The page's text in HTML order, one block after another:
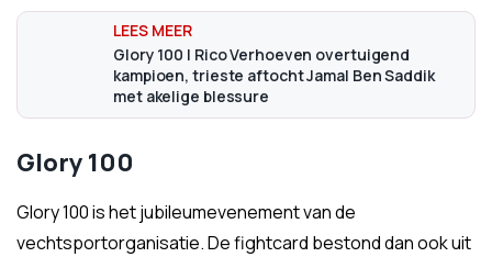
Glory 100 | Rico Verhoeven overtuigend
kampioen, trieste aftocht Jamal Ben Saddik
met akelige blessure
Glory 100
Glory 100 is het jubileumevenement van de
vechtsportorganisatie. De fightcard bestond dan ook uit